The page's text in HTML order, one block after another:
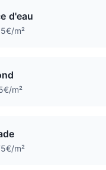
d'eau
m²
m²
m²